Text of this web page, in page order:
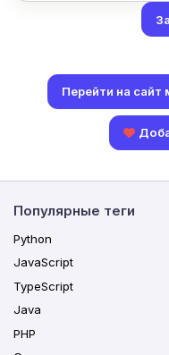
Перейти на сайт
Популярные теги
Python
JavaScript
TypeScript
Java
PHP